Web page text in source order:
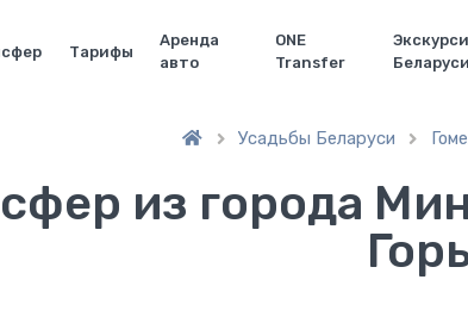
Тарифы
Аренда
авто
ONE
Transfer
Беларуси
 Усадьбы Беларуси 
из города